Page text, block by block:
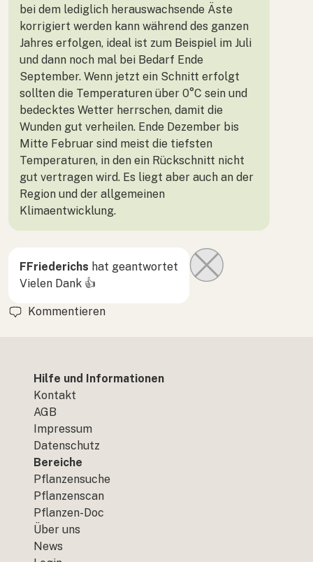
bei dem lediglich herauswachsende Äste
korrigiert werden kann während des ganzen
Jahres erfolgen, ideal ist zum Beispiel im Juli
und dann noch mal bei Bedarf Ende
September. Wenn jetzt ein Schnitt erfolgt
sollten die Temperaturen über 0°C sein und
bedecktes Wetter herrschen, damit die
Wunden gut verheilen. Ende Dezember bis
Mitte Februar sind meist die tiefsten
Temperaturen, in den ein Rückschnitt nicht
gut vertragen wird. Es liegt aber auch an der
Region und der allgemeinen
Klimaentwicklung.
FFriederichs hat geantwortet
Vielen Dank 👍
Kommentieren
Hilfe und Informationen
Kontakt
AGB
Impressum
Datenschutz
Bereiche
Pflanzensuche
Pflanzenscan
Pflanzen-Doc
Über uns
News